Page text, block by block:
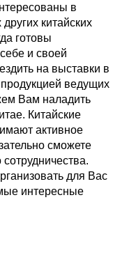
в
китайских
готовы
и своей
на выставки в
ведущих
Вам наладить
Китайские
активное
сможете
для Вас
интересные